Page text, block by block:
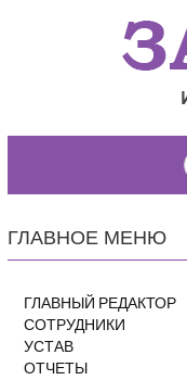
ГЛАВНОЕ МЕНЮ
ГЛАВНЫЙ РЕДАКТОР
СОТРУДНИКИ
УСТАВ
ОТЧЕТЫ